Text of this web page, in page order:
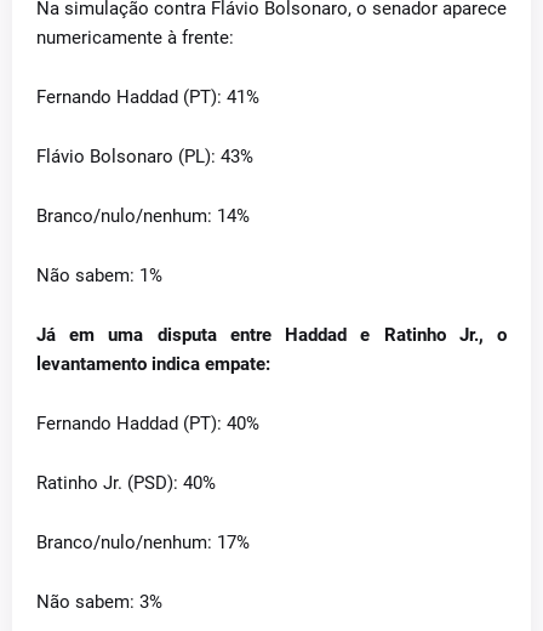
Na simulação contra Flávio Bolsonaro, o senador aparece
numericamente à frente:
Fernando Haddad (PT): 41%
Flávio Bolsonaro (PL): 43%
Branco/nulo/nenhum: 14%
Não sabem: 1%
Já em uma disputa entre Haddad e Ratinho Jr., o
levantamento indica empate:
Fernando Haddad (PT): 40%
Ratinho Jr. (PSD): 40%
Branco/nulo/nenhum: 17%
Não sabem: 3%